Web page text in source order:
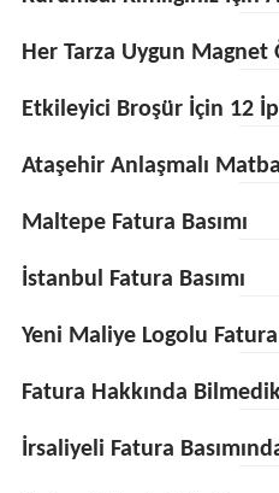
Her Tarza Uygun Magnet
Etkileyici Broşür İçin 12
Ataşehir Anlaşmalı
Maltepe Fatura Basımı
İstanbul Fatura Basımı
Yeni Maliye Logolu Fatura
Fatura Hakkında
İrsaliyeli Fatura